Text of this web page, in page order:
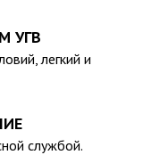
УГВ
легкий и
службой.